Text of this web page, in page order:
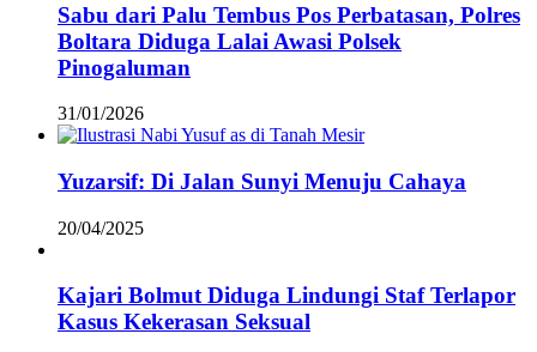
Sabu dari Palu Tembus Pos Perbatasan, Polres
Boltara Diduga Lalai Awasi Polsek
Pinogaluman
31/01/2026
Yuzarsif: Di Jalan Sunyi Menuju Cahaya
20/04/2025
Kajari Bolmut Diduga Lindungi Staf Terlapor
Kasus Kekerasan Seksual